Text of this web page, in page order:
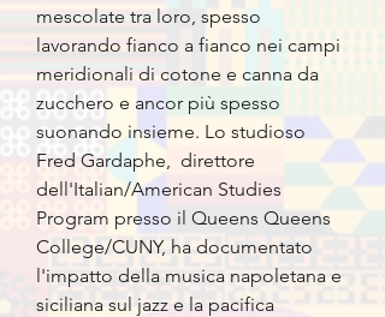
mescolate tra loro, spesso
lavorando fianco a fianco nei campi
meridionali di cotone e canna da
zucchero e ancor più spesso
suonando insieme. Lo studioso
Fred Gardaphe, direttore
dell'Italian/American Studies
Program presso il Queens Queens
College/CUNY, ha documentato
l'impatto della musica napoletana e
siciliana sul jazz e la pacifica